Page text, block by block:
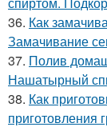
36. Как
Замачивание
37. Полив
Нашатырный
38. Как
приготовления